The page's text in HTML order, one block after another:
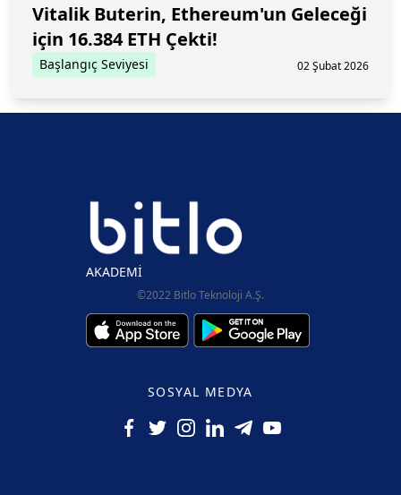
Vitalik Buterin, Ethereum'un Geleceği
için 16.384 ETH Çekti!
Başlangıç Seviyesi 02 Şubat 2026
AKADEMİ
©2022 Bitlo Teknoloji A.Ş.
SOSYAL MEDYA